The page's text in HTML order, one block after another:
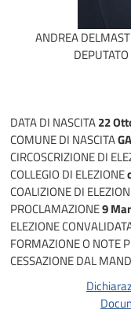
ANDREA
DATA DI NASCITA22
COMUNE DI NASCITA
CIRCOSCRIZIONE DI
COLLEGIO DI ELEZIONE
COALIZIONE DI
PROCLAMAZIONE9
ELEZIONE
FORMAZIONE O NOTE
CESSAZIONE DAL